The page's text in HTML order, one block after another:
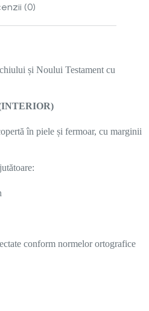
(0)
și Noului Testament cu
în piele și fermoar, cu marginii
conform normelor ortografice